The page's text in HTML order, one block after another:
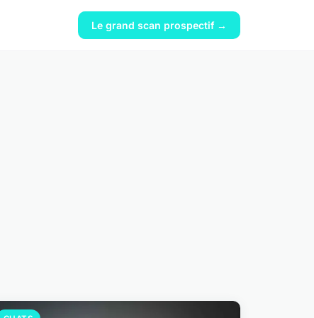
Le grand scan prospectif →